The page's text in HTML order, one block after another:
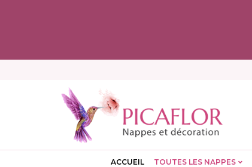
ACCUEIL TOUTES LES NAPPES